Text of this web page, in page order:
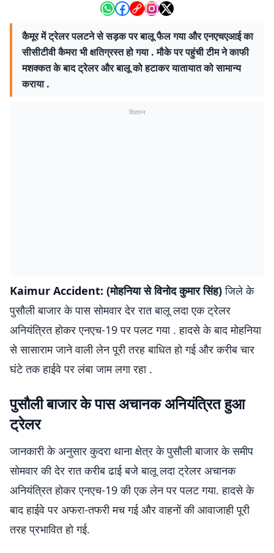
कैमूर में ट्रेलर पलटने से सड़क पर बालू फैल गया और एनएचएआई का
सीसीटीवी कैमरा भी क्षतिग्रस्त हो गया . मौके पर पहुंची टीम ने काफी
मशक्कत के बाद ट्रेलर और बालू को हटाकर यातायात को सामान्य
कराया .
विज्ञापन
Kaimur Accident: (मोहनिया से विनोद कुमार सिंह)जिले के
पुसौली बाजार के पास सोमवार देर रात बालू लदा एक ट्रेलर
अनियंत्रित होकर एनएच-19 पर पलट गया . हादसे के बाद मोहनिया
से सासाराम जाने वाली लेन पूरी तरह बाधित हो गई और करीब चार
घंटे तक हाईवे पर लंबा जाम लगा रहा .
पुसौली बाजार के पास अचानक अनियंत्रित हुआ
ट्रेलर
जानकारी के अनुसार कुदरा थाना क्षेत्र के पुसौली बाजार के समीप
सोमवार की देर रात करीब ढाई बजे बालू लदा ट्रेलर अचानक
अनियंत्रित होकर एनएच-19 की एक लेन पर पलट गया. हादसे के
बाद हाईवे पर अफरा-तफरी मच गई और वाहनों की आवाजाही पूरी
तरह प्रभावित हो गई.